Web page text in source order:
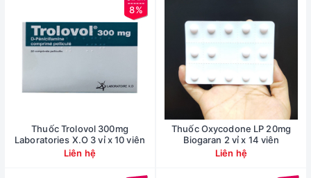
8%
Thuốc Trolovol 300mg
Laboratories X.O 3 vỉ x 10 viên
Liên hệ
Thuốc Oxycodone LP 20mg
Biogaran 2 vỉ x 14 viên
Liên hệ